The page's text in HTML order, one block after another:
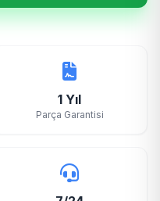
1 Yıl
Parça Garantisi